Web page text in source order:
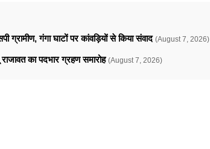
गंगा घाटों पर कांवड़ियों से किया संवाद (August 7, 2026)
का पदभार ग्रहण समारोह (August 7, 2026)